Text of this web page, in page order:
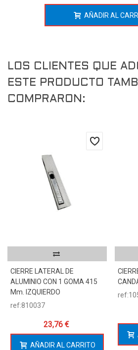
AÑADIR AL
LOS CLIENTES QUE
ESTE PRODUCTO
COMPRARON:
CIERRE LATERAL DE
ALUMINIO CON 1 GOMA 415
Mm. IZQUIERDO
ref:810037
23,76 €
AÑADIR AL CARRITO